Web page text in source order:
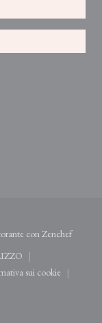
nuova finestra))
((apre una nuova
conZenchef((apre
nuova finestra))
sui cookie
((apre una nuova
finestra))